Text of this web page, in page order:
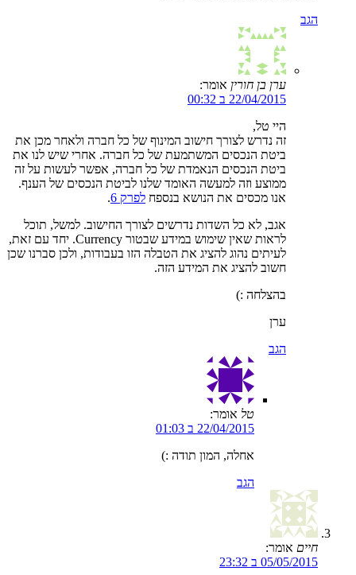
הגב
ערן בן חורין אומר:
22/04/2015 ב 00:32
היי טל,
זה נדרש לצורך חישוב המינוף של כל חברה ולאחר מכן את
ביטת הנכסים המשתמעת של כל חברה. אחרי שיש לנו את
ביטת הנכסים הנאמדת של כל חברה, אפשר לעשות על זה
ממוצע וזה למעשה האומד שלנו לביטת הנכסים של הענף.
אנו מכסים את הנושא בנספח לפרק 6
.
אגב, לא כל השדות נדרשים לצורך החישוב. למשל, תוכל
לראות שאין שימוש במידע שבטור Currency. יחד עם זאת,
לעיתים נהוג להציג את הטבלה הזו בעבודות, ולכן סברנו שכן
חשוב להציג את המידע הזה.
בהצלחה :)
ערן
הגב
טל אומר:
22/04/2015 ב 01:03
אחלה, המון תודה :)
הגב
חיים אומר:
05/05/2015 ב 23:32